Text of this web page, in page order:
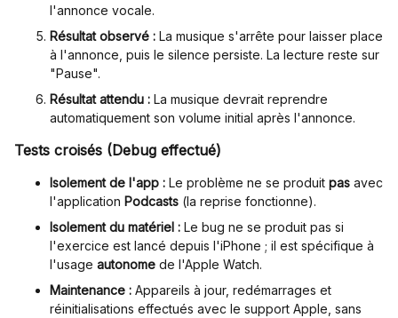
l'annonce vocale.
Résultat observé : La musique s'arrête pour laisser place
à l'annonce, puis le silence persiste. La lecture reste sur
"Pause".
Résultat attendu : La musique devrait reprendre
automatiquement son volume initial après l'annonce.
Tests croisés (Debug effectué)
Isolement de l'app : Le problème ne se produit pas avec
l'application Podcasts (la reprise fonctionne).
Isolement du matériel : Le bug ne se produit pas si
l'exercice est lancé depuis l'iPhone ; il est spécifique à
l'usage autonome de l'Apple Watch.
Maintenance : Appareils à jour, redémarrages et
réinitialisations effectués avec le support Apple, sans